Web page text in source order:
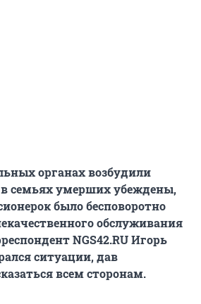
органах возбудили
в семьях умерших убеждены,
было бесповоротно
обслуживания
NGS42.RU Игорь
ситуации, дав
всем сторонам.